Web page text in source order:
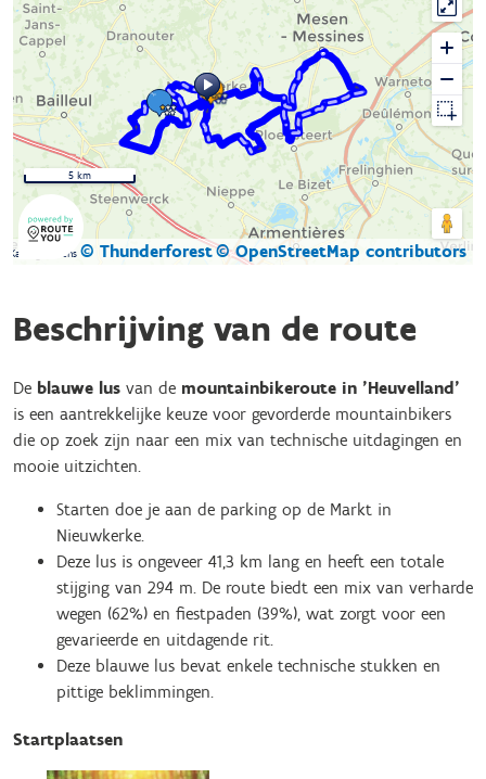
Kaartgegevens © Thunderforest© OpenStreetMap contributors
5 km
Beschrijving van de route
De blauwe lus van de mountainbikeroute in 'Heuvelland'
is een aantrekkelijke keuze voor gevorderde mountainbikers
die op zoek zijn naar een mix van technische uitdagingen en
mooie uitzichten.
Starten doe je aan de parking op de Markt in
Nieuwkerke.
Deze lus is ongeveer 41,3 km lang en heeft een totale
stijging van 294 m. De route biedt een mix van verharde
wegen (62%) en fiestpaden (39%), wat zorgt voor een
gevarieerde en uitdagende rit.
Deze blauwe lus bevat enkele technische stukken en
pittige beklimmingen.
Startplaatsen